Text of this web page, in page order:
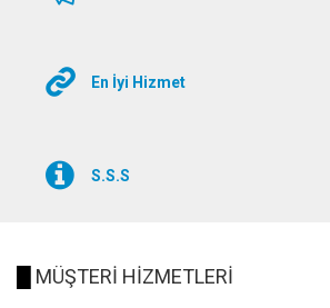
En İyi Hizmet
S.S.S
MÜŞTERİ HİZMETLERİ